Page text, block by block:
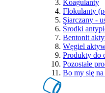
Koagulanty
Flokulanty
Siarczany -
Środki
Bentonit
Węgiel
Produkty do
Pozostałe
Bo my się